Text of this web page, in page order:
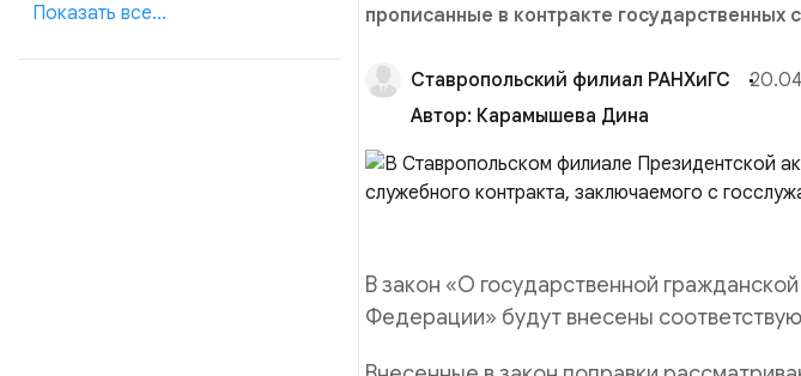
Показать все...
прописанные в контракте государственных
Ставропольский филиал РАНХиГС
Автор: Карамышева Дина
В закон «О государственной
Федерации» будут внесены